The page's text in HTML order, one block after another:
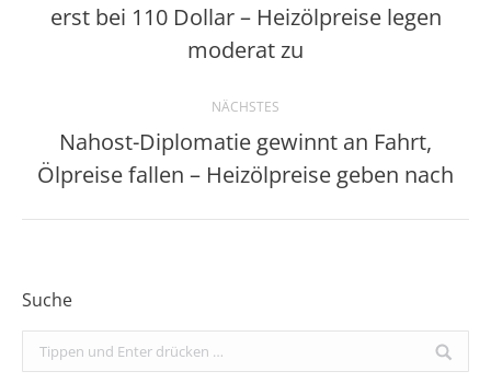
Vorheriger
Beitrag:
erst bei 110 Dollar – Heizölpreise legen
moderat zu
NÄCHSTES
Nächster
Beitrag:
Nahost-Diplomatie gewinnt an Fahrt,
Ölpreise fallen – Heizölpreise geben nach
Suche
Search: